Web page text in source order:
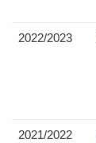
2022/2023
2021/2022